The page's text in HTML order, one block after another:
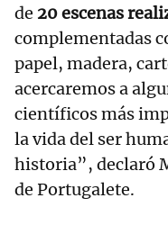
de 20 escenas
complementadas
papel, madera,
acercaremos a
científicos más
la vida del ser
historia”, declaró
de Portugalete.